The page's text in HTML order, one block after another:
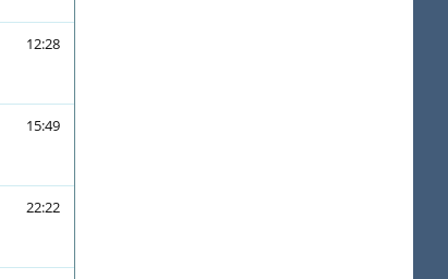
12:28
15:49
22:22